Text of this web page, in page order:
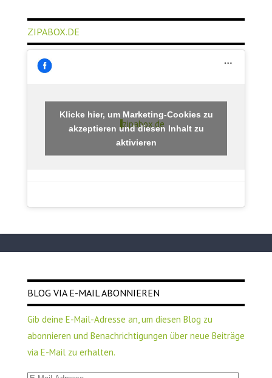
ZIPABOX.DE
zipabox.de
Klicke hier, um Marketing-Cookies zu
akzeptieren und diesen Inhalt zu
aktivieren
BLOG VIA E-MAIL ABONNIEREN
Gib deine E-Mail-Adresse an, um diesen Blog zu
abonnieren und Benachrichtigungen über neue Beiträge
via E-Mail zu erhalten.